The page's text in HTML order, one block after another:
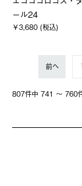
ール24
￥3,680 (税込)
807件中 741 〜 760
前へ 1